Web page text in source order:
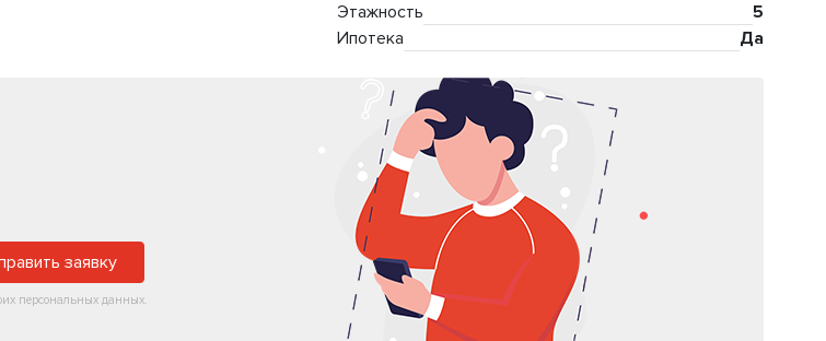
Этажность
5
Ипотека
Да
заявку
персональных данных.